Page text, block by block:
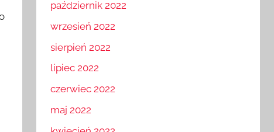
październik 2022
sierpień 2022
lipiec 2022
maj 2022